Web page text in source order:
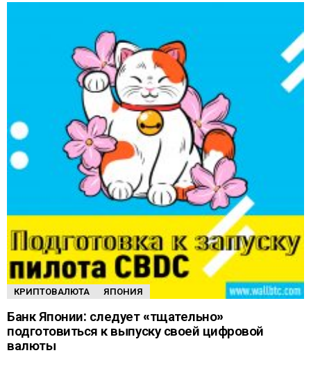
КРИПТОВАЛЮТА ЯПОНИЯ
Банк Японии: следует «тщательно»
подготовиться к выпуску своей цифровой
валюты